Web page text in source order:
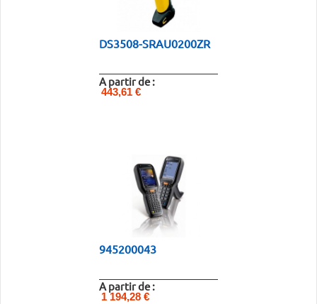
DS3508-SRAU0200ZR
A partir de :
443,61 €
945200043
A partir de :
1 194,28 €